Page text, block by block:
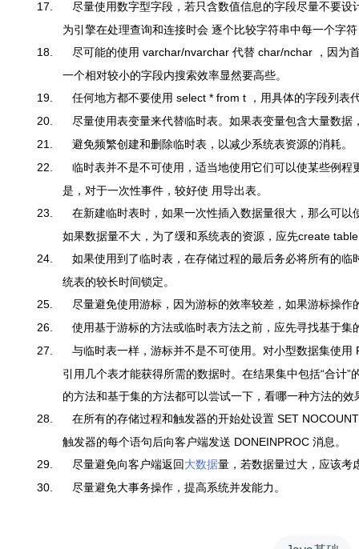
17.
尽量使用数字型字段，若只含数值信息的字段尽量不要
为引擎在处理查询和连接时会 逐个比较字符串中每一个字
18.
尽可能的使用 varchar/nvarchar 代替 char/nchar
，因为
一个相对较小的字段内搜索效率显然要高些。
19.
任何地方都不要使用 select * from t ，用具体的字段列表
20.
尽量使用表变量来代替临时表。如果表变量包含大量数
21.
避免频繁创建和删除临时表，以减少系统表资源的消耗。
22.
临时表并不是不可使用，适当地使用它们可以使某些例
是，对于一次性事件，较好使 用导出表。
23.
在新建临时表时，如果一次性插入数据量很大，那么可
如果数据量不大，为了缓和系统表的资源，应先create
24.
如果使用到了临时表，在存储过程的最后务必将所有的临
统表的较长时间锁定。
25.
尽量避免使用游标，因为游标的效率较差，如果游标操作
26.
使用基于游标的方法或临时表方法之前，应先寻找基于
27.
与临时表一样，游标并不是不可使用。对小型数据集使用
引用几个表才能获得所需的数据时。在结果集中包括“合计”
的方法和基于集的方法都可以尝试一下，看哪一种方法的效
28.
在所有的存储过程和触发器的开始处设置 SET
触发器的每个语句后向客户端发送 DONEINPROC 消息。
29.
尽量避免向客户端返回大数据量，若数据量过大，应该考
30.
尽量避免大事务操作，提高系统并发能力。